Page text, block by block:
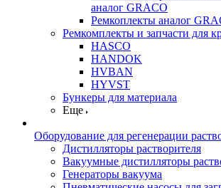
аналог GRACO
Ремкоплекты аналог
Ремкомплекты и запчасти для
HASCO
HANDOK
HVBAN
HYVST
Бункеры для материала
Еще
Оборудование для регенерации
Дистилляторы растворителя
Вакуумные дистилляторы
Генераторы вакуума